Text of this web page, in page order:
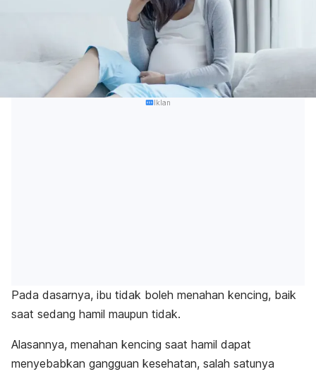
Iklan
Pada dasarnya, ibu tidak boleh menahan kencing, baik
saat sedang hamil maupun tidak.
Alasannya, menahan kencing saat hamil dapat
menyebabkan gangguan kesehatan, salah satunya